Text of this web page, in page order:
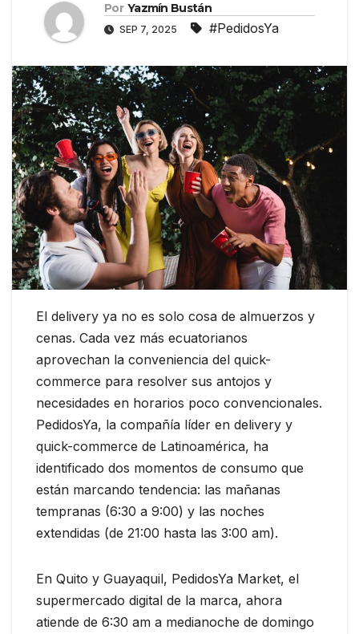
Por Yazmín Bustán
SEP 7, 2025 #PedidosYa
El delivery ya no es solo cosa de almuerzos y
cenas. Cada vez más ecuatorianos
aprovechan la conveniencia del quick-
commerce para resolver sus antojos y
necesidades en horarios poco convencionales.
PedidosYa, la compañía líder en delivery y
quick-commerce de Latinoamérica, ha
identificado dos momentos de consumo que
están marcando tendencia: las mañanas
tempranas (6:30 a 9:00) y las noches
extendidas (de 21:00 hasta las 3:00 am).
En Quito y Guayaquil, PedidosYa Market, el
supermercado digital de la marca, ahora
atiende de 6:30 am a medianoche de domingo